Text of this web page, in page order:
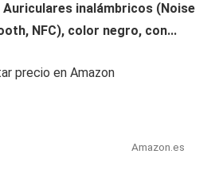
Auriculares inalámbricos (Noise
NFC), color negro, con...
precio en Amazon
Amazon.es